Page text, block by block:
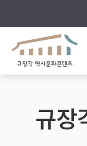
규장각의 어제
규장각 소개영상
규장